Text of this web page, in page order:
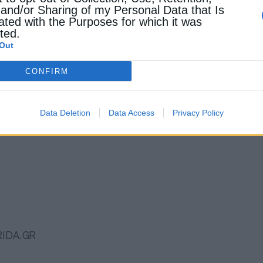
or Sharing of my Personal Data that Is
with the Purposes for which it was
CONFIRM
Data Deletion Data Access Privacy Policy
της στιγμή και δεξιοτέχνες μουσικούς που
προσωπικούς δεσμούς τους. Προσωπικές ιστορίες
τη φιλία, τη μοναξιά, τον έρωτα, τη σχέση με τους
τραγούδια των σπουδαιότερων Ελλήνων και
από την προσωπική δισκογραφία της